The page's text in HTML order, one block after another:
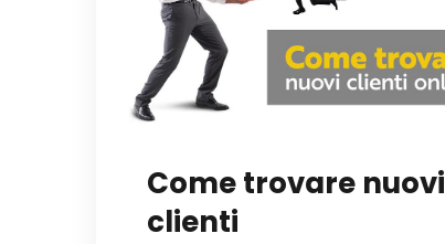
Come trovare nuovi
clienti